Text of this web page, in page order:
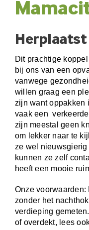
Herplaatst
Dit prachtige
bij ons van een
vanwege
willen graag een
zijn want oppakken
vaak een
zijn meestal geen
om lekker naar te
ze wel
kunnen ze zelf
heeft een mooie
Onze voorwaarden:
zonder het
verdieping
of overdekt, lees